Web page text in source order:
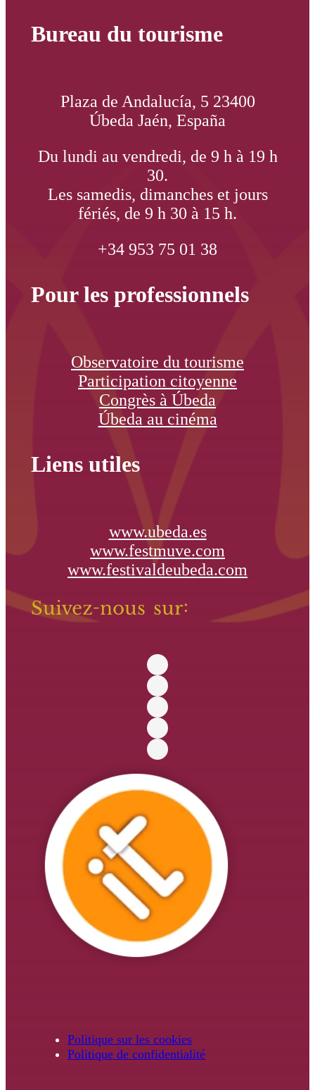
Bureau du tourisme
Plaza de Andalucía, 5 23400
Úbeda Jaén, España
Du lundi au vendredi, de 9 h à 19 h
30.
Les samedis, dimanches et jours
fériés, de 9 h 30 à 15 h.
+34 953 75 01 38
Pour les professionnels
Observatoire du tourisme
Participation citoyenne
Congrès à Úbeda
Úbeda au cinéma
Liens utiles
www.ubeda.es
www.festmuve.com
www.festivaldeubeda.com
Suivez-nous sur:
Politique sur les cookies
Politique de confidentialité